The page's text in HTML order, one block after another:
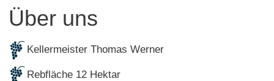
Über uns
Kellermeister Thomas Werner
Rebfläche 12 Hektar